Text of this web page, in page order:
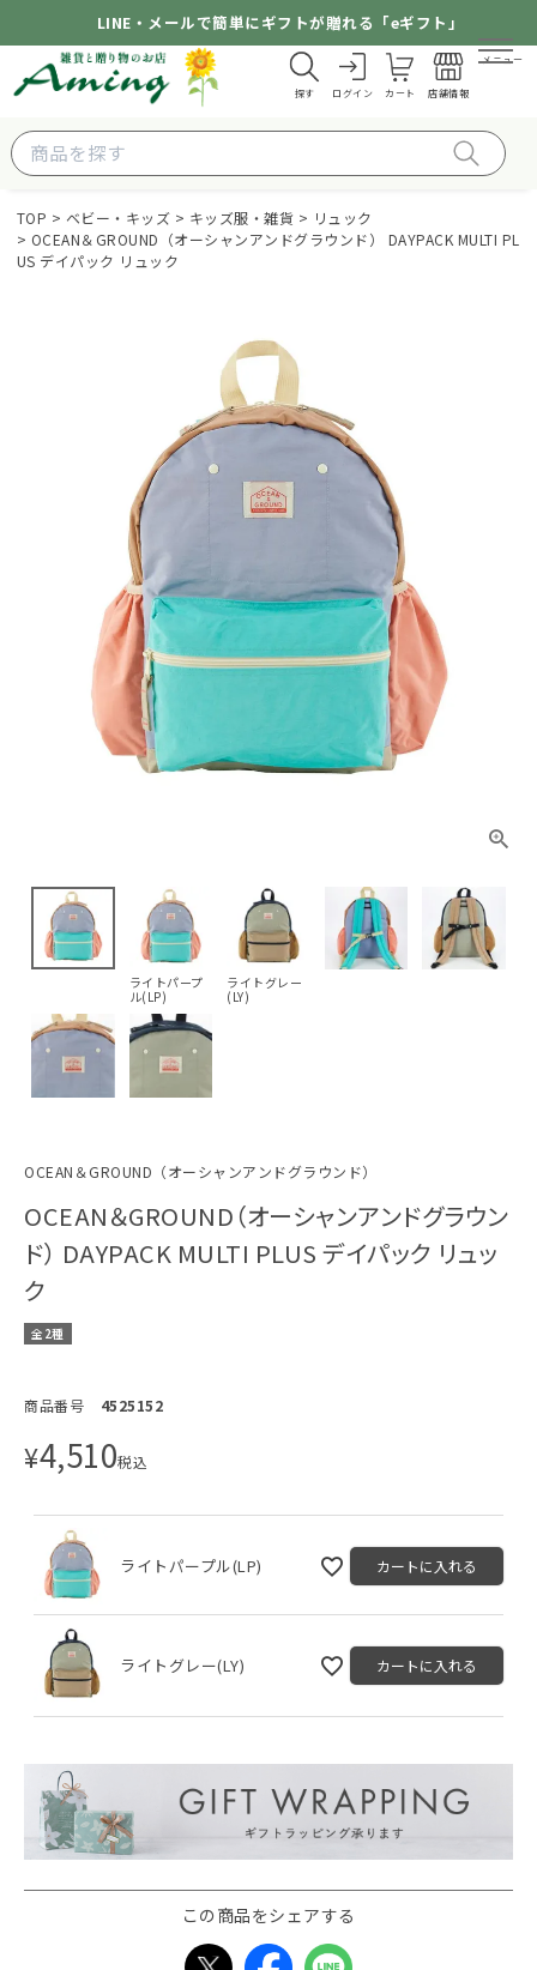
LINE・メールで簡単にギフトが贈れる「eギフト」
探す ログイン カート 店舗情報
メニュー
TOP ベビー・キッズ キッズ服・雑貨
リュック
OCEAN＆GROUND（オーシャンアンドグラウンド） DAYPACK MULTI PL
US デイパック リュック
ライトパープ
ル(LP)
ライトグレー
(LY)
OCEAN＆GROUND（オーシャンアンドグラウンド）
OCEAN＆GROUND（オーシャンアンドグラウン
ド） DAYPACK MULTI PLUS デイパック リュッ
ク
全2種
商品番号 4525152
¥4,510税込
ライトパープル(LP) カートに入れる
ライトグレー(LY) カートに入れる
この商品をシェアする